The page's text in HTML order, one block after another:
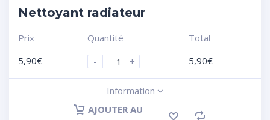
Nettoyant radiateur
Prix
5,90€
Quantité
-
+
Total
5,90€
Information
AJOUTER AU